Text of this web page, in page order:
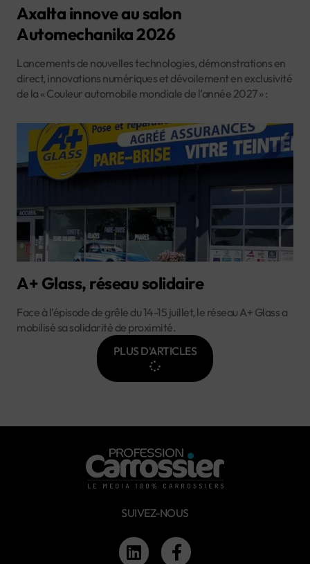
Axalta innove au salon
Automechanika 2026
Lancements de nouvelles technologies, démonstrations en
direct, innovations numériques et dévoilement en exclusivité
de la « Couleur automobile mondiale de l’année 2027 » :
A+ Glass, réseau solidaire
Face à l’épisode de grêle du 14-15 juillet, le réseau A+ Glass a
mobilisé sa solidarité de proximité.
PLUS D'ARTICLES
SUIVEZ-NOUS